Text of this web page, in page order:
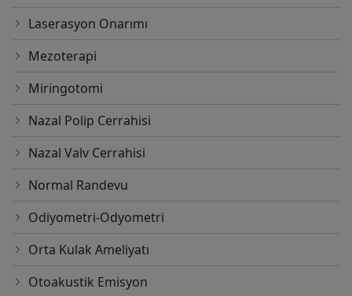
Laserasyon Onarımı
Mezoterapi
Miringotomi
Nazal Polip Cerrahisi
Nazal Valv Cerrahisi
Normal Randevu
Odiyometri-Odyometri
Orta Kulak Ameliyatı
Otoakustik Emisyon